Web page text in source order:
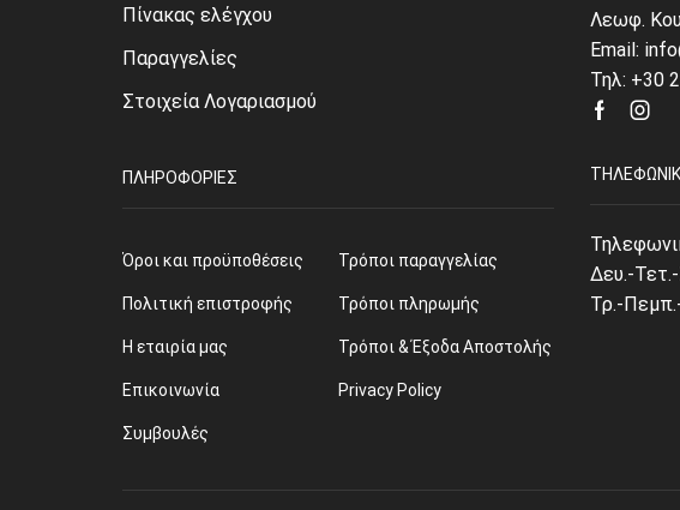
Πίνακας ελέγχου
Παραγγελίες
Στοιχεία Λογαριασμού
ΠΛΗΡΟΦΟΡΊΕΣ
Όροι και προϋποθέσεις
Πολιτική επιστροφής
Η εταιρία μας
Επικοινωνία
Συμβουλές
Τρόποι παραγγελίας
Τρόποι πληρωμής
Τρόποι & Έξοδα Αποστολής
Privacy Policy
Λεωφ.
Email:
Τηλ: +30
Facebook
Δευ.-
Τρ.-